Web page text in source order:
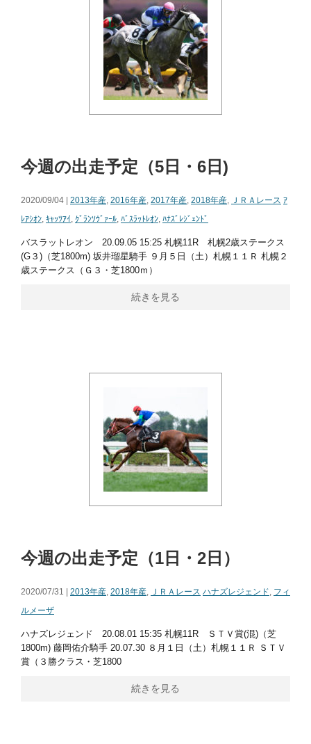
今週の出走予定（5日・6日)
2020/09/04 | 2013年産, 2016年産, 2017年産, 2018年産, ＪＲＡレース ｱ
ﾚｱｼｵﾝ, ｷｬｯﾂｱｲ, ｸﾞﾗﾝｿｳﾞｧｰﾙ, ﾊﾞｽﾗｯﾄﾚｵﾝ, ﾊﾅｽﾞﾚｼﾞｪﾝﾄﾞ
バスラットレオン 20.09.05 15:25 札幌11R 札幌2歳ステークス
(G３)（芝1800m) 坂井瑠星騎手 ９月５日（土）札幌１１Ｒ 札幌２
歳ステークス（Ｇ３・芝1800ｍ）
続きを見る
今週の出走予定（1日・2日）
2020/07/31 | 2013年産, 2018年産, ＪＲＡレース ハナズレジェンド, フィ
ルメーザ
ハナズレジェンド 20.08.01 15:35 札幌11R ＳＴＶ賞(混)（芝
1800m) 藤岡佑介騎手 20.07.30 ８月１日（土）札幌１１Ｒ ＳＴＶ
賞（３勝クラス・芝1800
続きを見る